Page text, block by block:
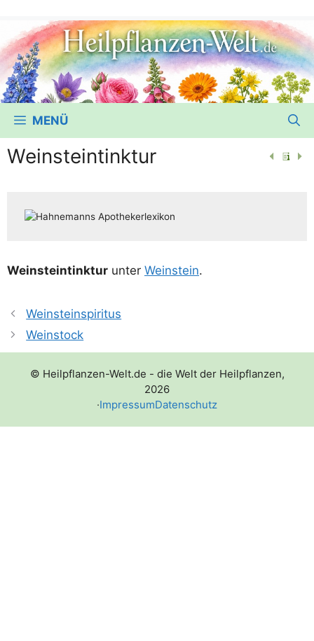
MENÜ
Weinsteintinktur
Wein­stein­tink­tur unter Wein­stein.
Weinsteinspiritus
Weinstock
© Heilpflanzen-Welt.de - die Welt der Heilpflanzen,
2026
·ImpressumDatenschutz